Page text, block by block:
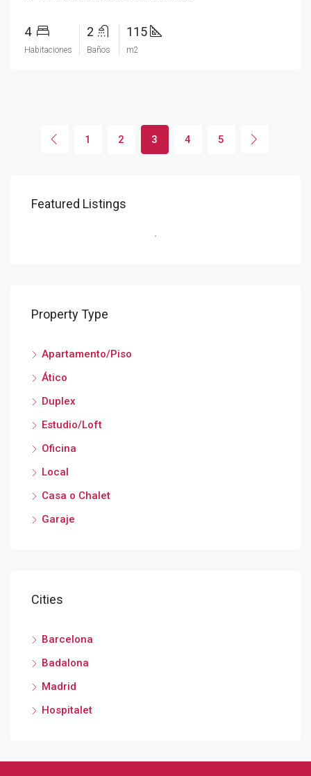
4
Habitaciones
2
Baños
115
m2
1 2 3 4 5
Featured Listings
Property Type
Apartamento/Piso
Ático
Duplex
Estudio/Loft
Oficina
Local
Casa o Chalet
Garaje
Cities
Barcelona
Badalona
Madrid
Hospitalet